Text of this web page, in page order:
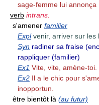
sage-femme lui annonça
verb intrans.
s'amener familier
Expl venir, arriver sur les
Syn radiner sa fraise
rappliquer (familier)
Ex1 Vite, vite, amène-
Ex2 Il a le chic pour
inopportun.
être bientôt là (au futur)